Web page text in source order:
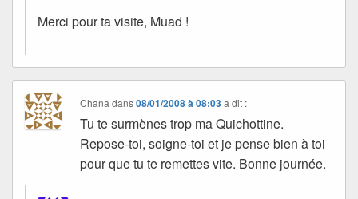
Merci pour ta visite, Muad !
Chana dans08/01/2008 à 08:03 a dit :
Tu te surmènes trop ma Quichottine.
Repose-toi, soigne-toi et je pense bien à toi
pour que tu te remettes vite. Bonne journée.